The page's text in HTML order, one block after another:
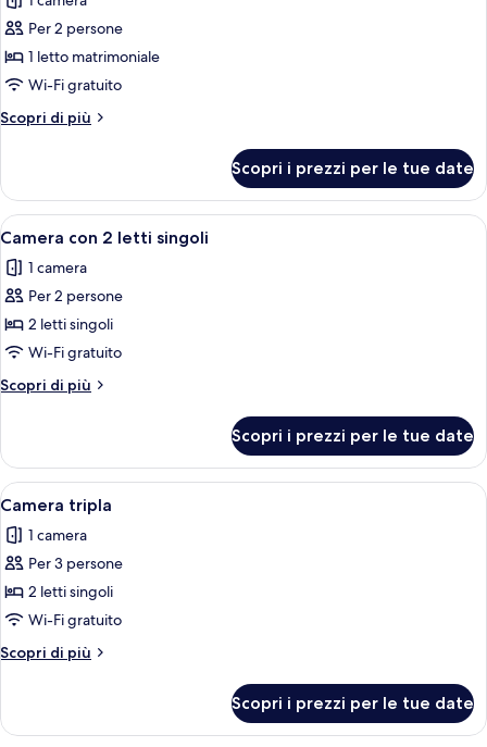
le
foto
per
Camera
doppia,
1
matrimoniale
Per 2 persone
1 letto matrimoniale
Wi-Fi gratuito
Scopri di più
Altri
doppia,
letto
Scopri i prezzi per le tue date
Apri
tutte
le
foto
per
Camera
con
2
singoli
Camera d'albergo con due letti,
9
Camera con 2 letti singoli
1 camera
Per 2 persone
2 letti singoli
Wi-Fi gratuito
Scopri di più
Altri
con
letti
Scopri i prezzi per le tue date
Apri
tutte
le
foto
per
Camera
tripla
Camera d'albergo con due letti,
7
Camera tripla
1 camera
Per 3 persone
2 letti singoli
Wi-Fi gratuito
Scopri di più
Altri
tripla
Scopri i prezzi per le tue date